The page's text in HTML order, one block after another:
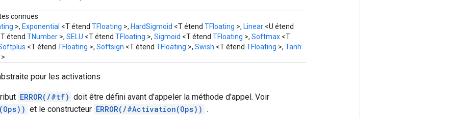
connues
>, Exponential <T étend TFloating >, HardSigmoid <T étend TFloating >, Linear <U étend
étend TNumber >, SELU <T étend TFloating >, Sigmoid <T étend TFloating >, Softmax <T
<T étend TFloating >, Softsign <T étend TFloating >, Swish <T étend TFloating >, Tanh
>
pour les activations
ERROR(/#tf) doit être défini avant d'appeler la méthode d'appel. Voir
et le constructeur ERROR(/#Activation(Ops)) .